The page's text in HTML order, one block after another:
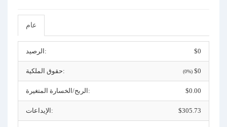
عام
الرصيد: $0
حقوق الملكية: (0%) $0
الربح/الخسارة المتغيرة: $0.00
الإيداعات: $305.73